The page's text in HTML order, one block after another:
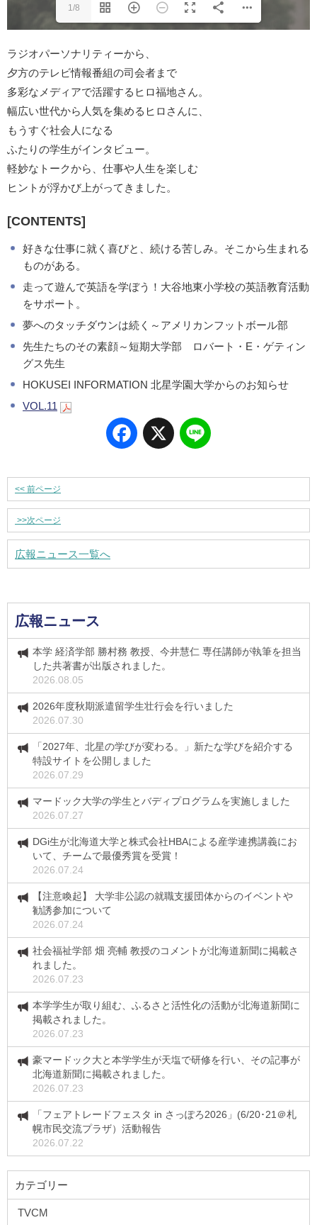
1/8
ラジオパーソナリティーから、
夕方のテレビ情報番組の司会者まで
多彩なメディアで活躍するヒロ福地さん。
幅広い世代から人気を集めるヒロさんに、
もうすぐ社会人になる
ふたりの学生がインタビュー。
軽妙なトークから、仕事や人生を楽しむ
ヒントが浮かび上がってきました。
[CONTENTS]
好きな仕事に就く喜びと、続ける苦しみ。そこから生まれる
ものがある。
走って遊んで英語を学ぼう！大谷地東小学校の英語教育活動
をサポート。
夢へのタッチダウンは続く～アメリカンフットボール部
先生たちのその素顔～短期大学部 ロバート・E・ゲティン
グス先生
HOKUSEI INFORMATION 北星学園大学からのお知らせ
VOL.11
Facebook
X
<< 前ページ
>>次ページ
広報ニュース一覧へ
広報ニュース
本学 経済学部 勝村務 教授、今井慧仁 専任講師が執筆を担当
した共著書が出版されました。
2026.08.05
2026年度秋期派遣留学生壮行会を行いました
2026.07.30
「2027年、北星の学びが変わる。」新たな学びを紹介する
特設サイトを公開しました
2026.07.29
マードック大学の学生とバディプログラムを実施しました
2026.07.27
DGi生が北海道大学と株式会社HBAによる産学連携講義にお
いて、チームで最優秀賞を受賞！
2026.07.24
【注意喚起】 大学非公認の就職支援団体からのイベントや
勧誘参加について
2026.07.24
社会福祉学部 畑 亮輔 教授のコメントが北海道新聞に掲載さ
れました。
2026.07.23
本学学生が取り組む、ふるさと活性化の活動が北海道新聞に
掲載されました。
2026.07.23
豪マードック大と本学学生が天塩で研修を行い、その記事が
北海道新聞に掲載されました。
2026.07.23
「フェアトレードフェスタ in さっぽろ2026」(6/20･21＠札
幌市民交流プラザ）活動報告
2026.07.22
カテゴリー
TVCM